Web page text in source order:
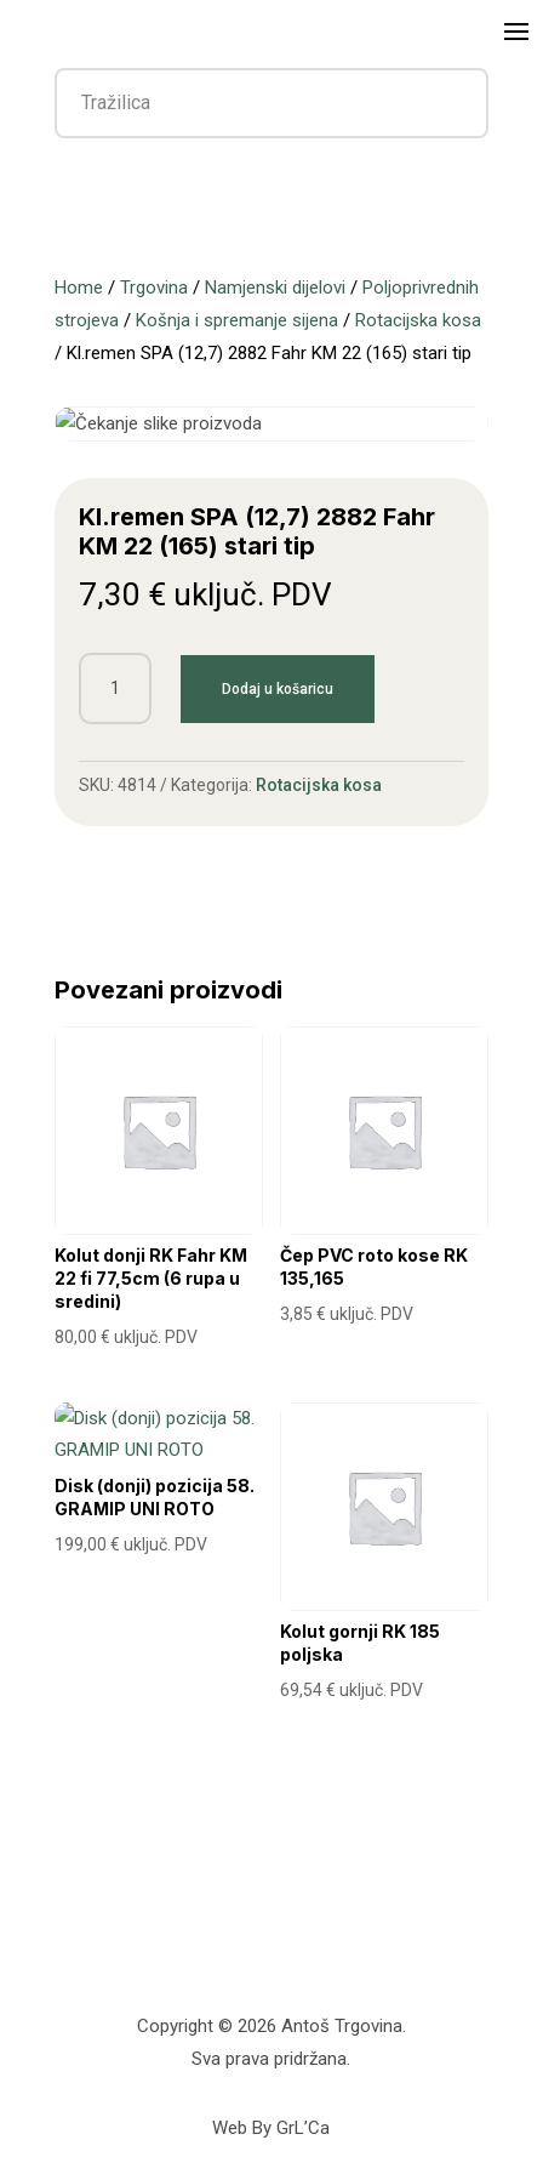
Home / Trgovina/ Namjenski dijelovi / Poljoprivrednih
strojeva/ Košnja i spremanje sijena/ Rotacijska kosa
/ Kl.remen SPA (12,7) 2882 Fahr KM 22 (165) stari tip
Kl.remen SPA (12,7) 2882 Fahr
KM 22 (165) stari tip
7,30 € uključ. PDV
Kl.remen
2882
Fahr
količina
Dodaj u košaricu
SKU: 4814 Kategorija: Rotacijska kosa
Povezani proizvodi
Kolut donji RK Fahr KM
22 fi 77,5cm (6 rupa u
sredini)
80,00 € uključ. PDV
Čep PVC roto kose RK
135,165
3,85€ uključ. PDV
Disk (donji) pozicija 58.
GRAMIP UNI ROTO
199,00 € uključ. PDV
Kolut gornji RK 185
poljska
69,54€ uključ. PDV
Copyright © 2026 Antoš Trgovina.
Sva prava pridržana.
Web By GrL’Ca